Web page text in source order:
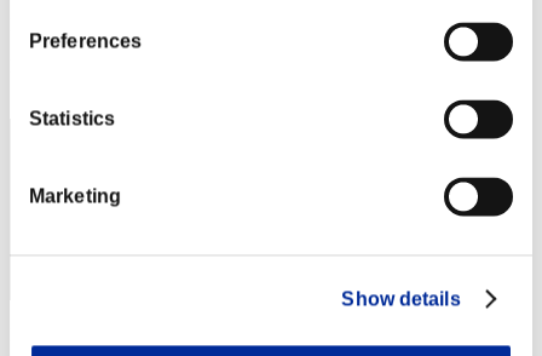
Preferences
Statistics
Marketing
Show details